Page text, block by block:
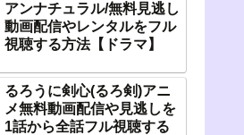
アンナチュラル/無料見逃し
動画配信やレンタルをフル
視聴する方法【ドラマ】
るろうに剣心(るろ剣)アニ
メ無料動画配信や見逃しを
1話から全話フル視聴する